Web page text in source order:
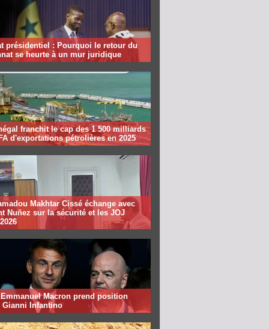
présidentiel : Pourquoi le retour du
se heurte à un mur juridique
franchit le cap des 1 500 milliards
d'exportations pétrolières en 2025
Makhtar Cissé échange avec
Nuñez sur la sécurité et les JOJ
Emmanuel Macron prend position
Gianni Infantino